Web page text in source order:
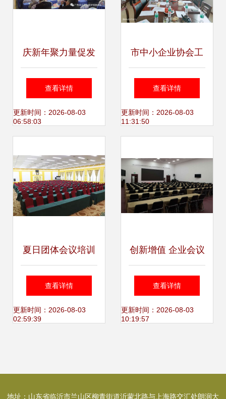
庆新年聚力量促发
展 企业资源产品服
务会议圆满举办，
查看详情
更新时间：2026-08-03
06:58:03
市中小企业协会工
会委员会召开工作
会议，明确服务企
服务机制
查看详情
更新时间：2026-08-03
11:31:50
夏日团体会议培训
消除倦怠、养精蓄
锐，以专业服务振
查看详情
更新时间：2026-08-03
02:59:39
创新增值 企业会议
与培训会议免费拓
展服务，赋能团队
查看详情
更新时间：2026-08-03
10:19:57
地址：山东省临沂市兰山区柳青街道沂蒙北路与上海路交汇处朗润大